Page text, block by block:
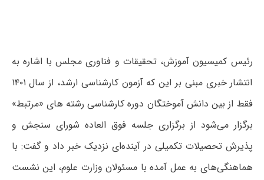
رئیس کمیسیون آموزش، تحقیقات و فناوری مجلس با اشاره به
انتشار خبری مبنی بر این که آزمون کارشناسی ارشد، از سال ۱۴۰۱
فقط از بین دانش آموختگان دوره کارشناسی رشته های «مرتبط»
برگزار می‌شود از برگزاری جلسه فوق العاده شورای سنجش و
پذیرش تحصیلات تکمیلی در آینده‌ای نزدیک خبر داد و گفت: با
هماهنگی‌های به عمل آمده با مسئولان وزارت علوم، این نشست